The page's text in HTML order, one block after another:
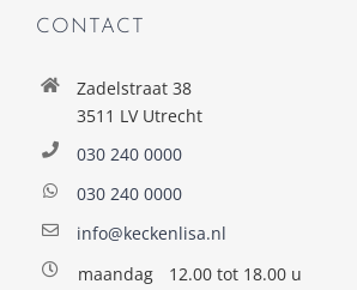
CONTACT
Zadelstraat 38
3511 LV Utrecht
030 240 0000
030 240 0000
info@keckenlisa.nl
maandag
12.00 tot 18.00 u